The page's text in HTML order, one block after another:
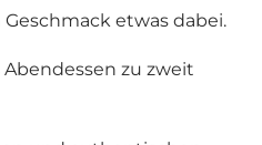
etwas dabei.
zu zweit